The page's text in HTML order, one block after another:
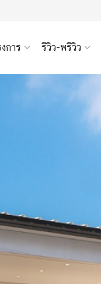
การ รีวิว-พรีวิว